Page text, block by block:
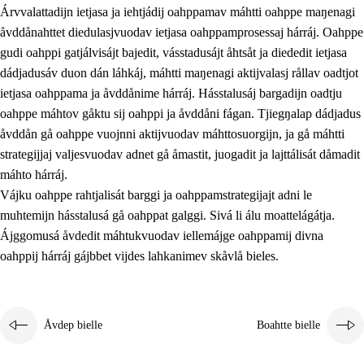
2.1 Sosiála oahppam ja åvddånibme
2.2 Máhtudahka fágáj hárráj
2.3 Vuodulasj tjehpudagá
Oahppat oahppat
Doaresfágalasj tiemá
Árvvalattadijn ietjasa ja iehtjádij oahppamav máhtti oahppe maŋenagi
åvddånahttet diedulasjvuodav ietjasa oahppamprosessaj hárráj. Oahppe
gudi oahppi gatjálvisájt bajedit, vásstadusájt åhtsåt ja diededit ietjasa
dádjadusáv duon dán láhkáj, máhtti maŋenagi aktijvalasj rållav oadtjot
ietjasa oahppama ja åvddånime hárráj. Hásstalusáj bargadijn oadtju
oahppe máhtov gåktu sij oahppi ja åvddåni fágan. Tjiegŋalap dádjadus
åvddån gå oahppe vuojnni aktijvuodav máhttosuorgijn, ja gå máhtti
strategijjaj valjesvuodav adnet gå åmastit, juogadit ja lajttálisát dåmadit
máhto hárráj.
Vájku oahppe rahtjalisát barggi ja oahppamstrategijajt adni le
muhtemijn hásstalusá gå oahppat galggi. Sivá li álu moattelágátja.
Ájggomusá åvdedit máhtukvuodav iellemájge oahppamij divna
oahppij hárráj gájbbet vijdes lahkanimev skåvlå bieles.
Åvdep bielle Boahtte bielle